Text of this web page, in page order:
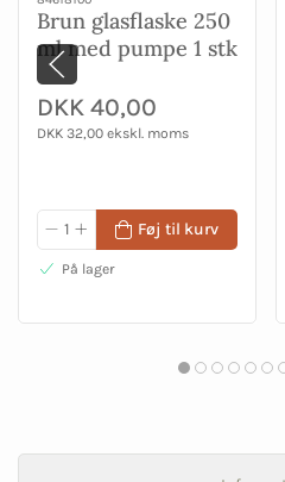
Brun glasflaske 250
ml med pumpe 1 stk
DKK 40,00
DKK 32,00 ekskl. moms
Føj til kurv
På lager